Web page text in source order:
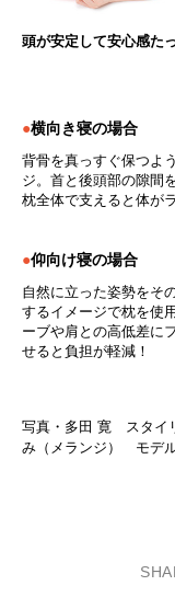
頭が安定して安心感た
●横向き寝の場合
背骨を真っすぐ保つよ
ジ。首と後頭部の隙間
枕全体で支えると体が
●仰向け寝の場合
自然に立った姿勢をそ
するイメージで枕を使
ーブや肩との高低差に
せると負担が軽減！
写真・多田 寛 スタイ
み（メランジ） モデ